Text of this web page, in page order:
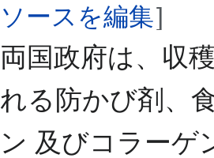
ソースを編集]
両国政府は、収
れる防かび剤、
ン 及びコラーゲ